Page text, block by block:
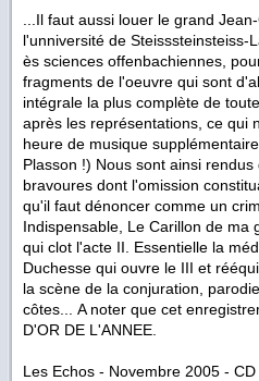
...Il faut aussi louer le grand
l'unniversité de Steisssteinsteiss-
ès sciences offenbachiennes,
fragments de l'oeuvre qui sont
intégrale la plus complète de
après les représentations, ce qui
heure de musique
Plasson !) Nous sont ainsi
bravoures dont l'omission
qu'il faut dénoncer comme un
Indispensable, Le Carillon de ma
qui clot l'acte II. Essentielle la
Duchesse qui ouvre le III et
la scène de la conjuration,
côtes... A noter que cet
D'OR DE L'ANNEE.
Les Echos - Novembre 2005 - CD